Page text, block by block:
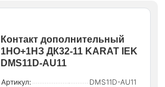
Контакт дополнительный
1НО+1НЗ ДК32-11 KARAT IEK
DMS11D-AU11
Артикул:
DMS11D-AU11